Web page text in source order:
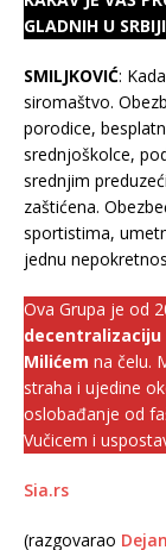
GLADNIH U
SMILJKOVIĆ:
siromaštvo.
porodice,
srednjoškolce,
srednjim
zaštićena.
sportistima,
jednu
Ova Grupa je od
decentralizaciju
Milićem na čelu.
straha i ujedine
oslobađanje od
Vučicem i
Sia.rs
(razgovarao